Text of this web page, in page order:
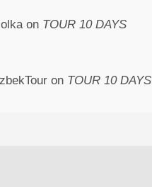
on TOUR 10 DAYS
on TOUR 10 DAYS